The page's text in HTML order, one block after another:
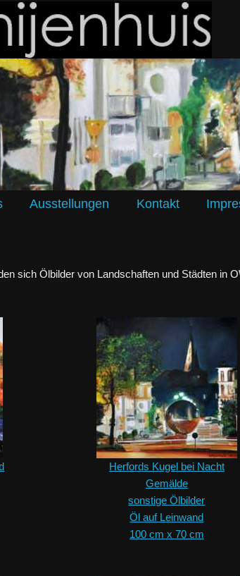
Ausstellungen Kontakt
sich Ölbilder von Landschaften und Städten in
Herfords Kugel bei Nacht
Gemälde
sonstige Ölbilder
Öl auf Leinwand
100 cm x 70 cm